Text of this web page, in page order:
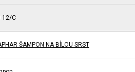
12/C
ŠAMPON NA BÍLOU SRST